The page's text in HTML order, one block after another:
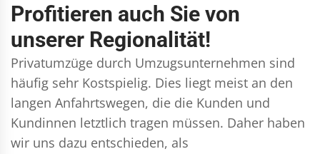
Profitieren auch Sie von
unserer Regionalität!
Privatumzüge durch Umzugsunternehmen sind
häufig sehr Kostspielig. Dies liegt meist an den
langen Anfahrtswegen, die die Kunden und
Kundinnen letztlich tragen müssen. Daher haben
wir uns dazu entschieden, als